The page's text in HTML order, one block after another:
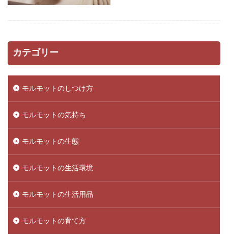
カテゴリー
モルモットのしつけ方
モルモットの気持ち
モルモットの生態
モルモットの生活環境
モルモットの生活用品
モルモットの育て方